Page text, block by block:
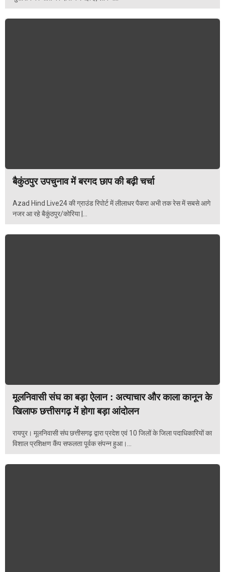
बैकुंठपुर उपचुनाव में बरगद छाप की बढ़ी चर्चा
Azad Hind Live24 की ग्राउंड रिपोर्ट में लीलाधर पैकरा अभी तक रेस में सबसे आगे
नजर आ रहे बैकुंठपुर/कोरिया |...
मूलनिवासी संघ का बड़ा ऐलान : अत्याचार और काला कानून के
खिलाफ छत्तीसगढ़ में होगा बड़ा आंदोलन
रायपुर। मूलनिवासी संघ छत्तीसगढ़ द्वारा प्रदेश एवं 10 जिलों के जिला पदाधिकारियों का
विशाल प्रशिक्षण कैंप सफलता पूर्वक संपन्न हुआ।...